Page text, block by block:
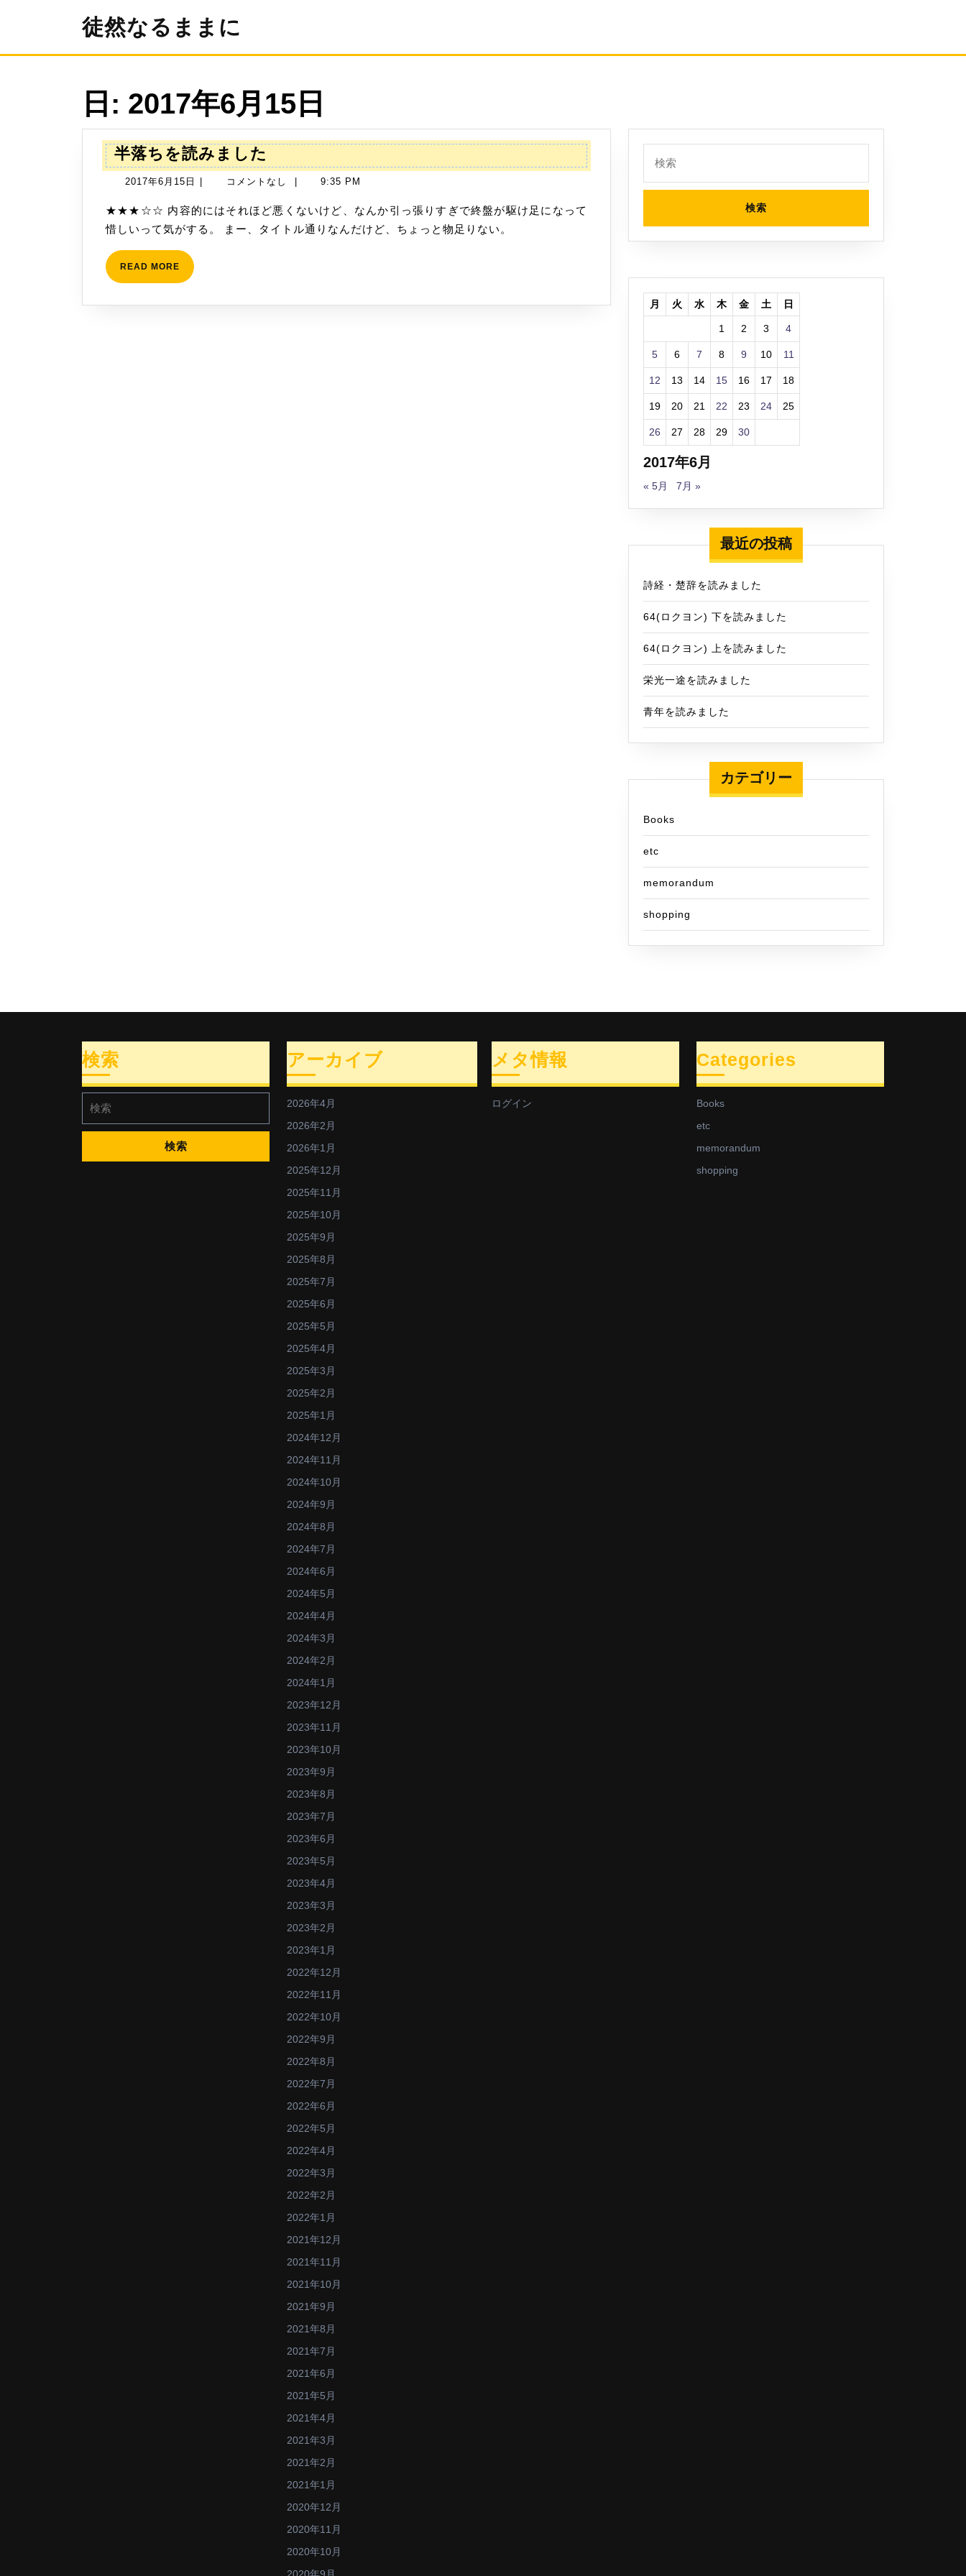
ン
徒然なるままに
日: 2017年6月15日
半落ちを読みました
落
ち
を
読
た
2017年6月15日
2017
6
月
| コメントなし | 9:35 PM
★★★☆☆ 内容的にはそれほど悪くないけど、なんか引っ張りすぎで終盤が駆け足になって
惜しいって気がする。 まー、タイトル通りなんだけど、ちょっと物足りない。
READ MORE READ
MORE
索:
2017年6月
月 火 水 木 金 土 日
1 2 3 4
5 6 7 8 9 10 11
12 13 14 15 16 17 18
19 20 21 22 23 24 25
26 27 28 29 30
« 5月 7月 »
最近の投稿
詩経・楚辞を読みました
64(ロクヨン) 下を読みました
64(ロクヨン) 上を読みました
栄光一途を読みました
青年を読みました
カテゴリー
Books
etc
memorandum
shopping
検索
索:
アーカイブ
2026年4月
2026年2月
2026年1月
2025年12月
2025年11月
2025年10月
2025年9月
2025年8月
2025年7月
2025年6月
2025年5月
2025年4月
2025年3月
2025年2月
2025年1月
2024年12月
2024年11月
2024年10月
2024年9月
2024年8月
2024年7月
2024年6月
2024年5月
2024年4月
2024年3月
2024年2月
2024年1月
2023年12月
2023年11月
2023年10月
2023年9月
2023年8月
2023年7月
2023年6月
2023年5月
2023年4月
2023年3月
2023年2月
2023年1月
2022年12月
2022年11月
2022年10月
2022年9月
2022年8月
2022年7月
2022年6月
2022年5月
2022年4月
2022年3月
2022年2月
2022年1月
2021年12月
2021年11月
2021年10月
2021年9月
2021年8月
2021年7月
2021年6月
2021年5月
2021年4月
2021年3月
2021年2月
2021年1月
2020年12月
2020年11月
2020年10月
メタ情報
ログイン
Categories
Books
etc
memorandum
shopping